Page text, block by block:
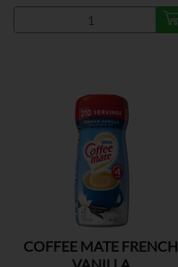
COFFEE MATE FRENCH